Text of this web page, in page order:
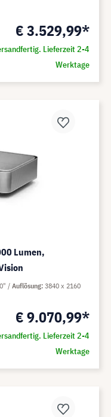
€ 3.529,99*
Lieferzeit 2-4
Werktage
Lumen,
€ 9.070,99*
Lieferzeit 2-4
Werktage
Auflösung 3840 x 2160